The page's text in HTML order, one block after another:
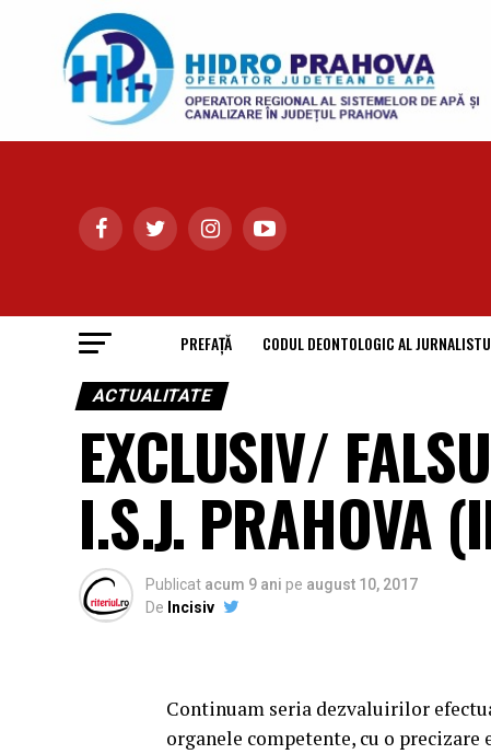
PREFAȚĂ CODUL DEONTOLOGIC AL
ACTUALITATE
EXCLUSIV/
I.S.J. PRAHOVA
Publicat acum 9 ani pe august 10, 2017
De Incisiv
Continuam seria dezvaluirilor
organele competente, cu o